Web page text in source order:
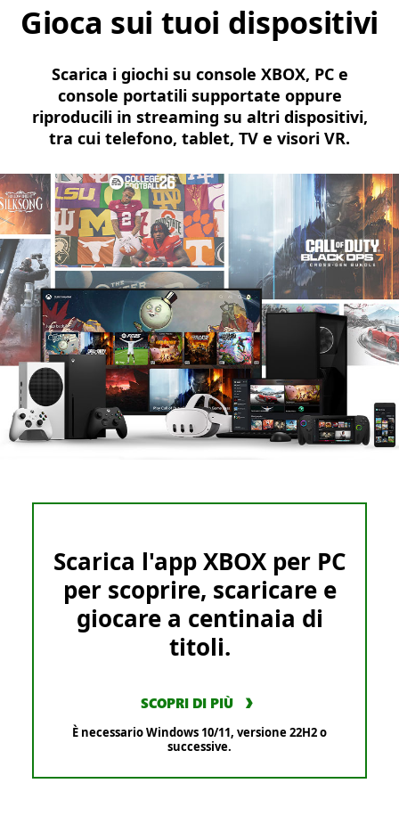
Gioca sui tuoi dispositivi
Scarica i giochi su console XBOX, PC e
console portatili supportate oppure
riproducili in streaming su altri dispositivi,
tra cui telefono, tablet, TV e visori VR.
Scarica l'app XBOX per PC
per scoprire, scaricare e
giocare a centinaia di
titoli.
SCOPRI DI PIÙ
È necessario Windows 10/11, versione 22H2 o
successive.